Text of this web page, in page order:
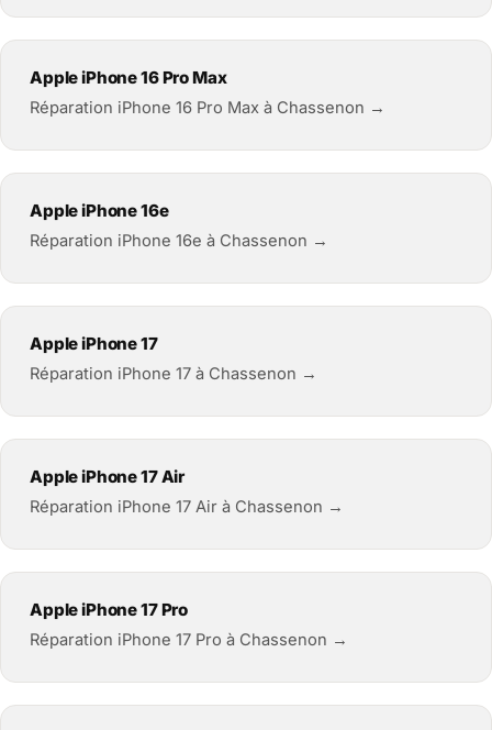
Apple iPhone 16 Pro Max
Réparation iPhone 16 Pro Max à Chassenon →
Apple iPhone 16e
Réparation iPhone 16e à Chassenon →
Apple iPhone 17
Réparation iPhone 17 à Chassenon →
Apple iPhone 17 Air
Réparation iPhone 17 Air à Chassenon →
Apple iPhone 17 Pro
Réparation iPhone 17 Pro à Chassenon →